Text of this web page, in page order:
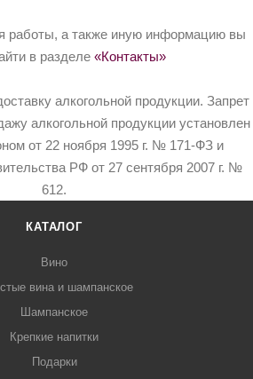
работы, а также иную информацию вы
в разделе «Контакты»
алкогольной продукции. Запрет
алкогольной продукции установлен
от 22 ноября 1995 г. № 171-ФЗ и
РФ от 27 сентября 2007 г. №
612.
КАТАЛОГ
Вино
вина и шампанское
Шампанское
Крепкие напитки
Подарки